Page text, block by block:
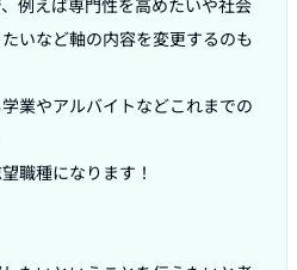
例えば専門性を高めたいや社会
いなど軸の内容を変更するのも
業やアルバイトなどこれまでの
職種になります！